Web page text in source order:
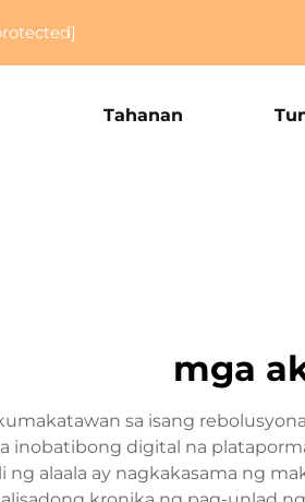
Tahanan
mga
sa isang
inobatibong digital na
ng alaala ay nagkakasama ng